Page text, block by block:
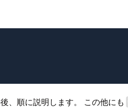
、順に説明します。 この他にも